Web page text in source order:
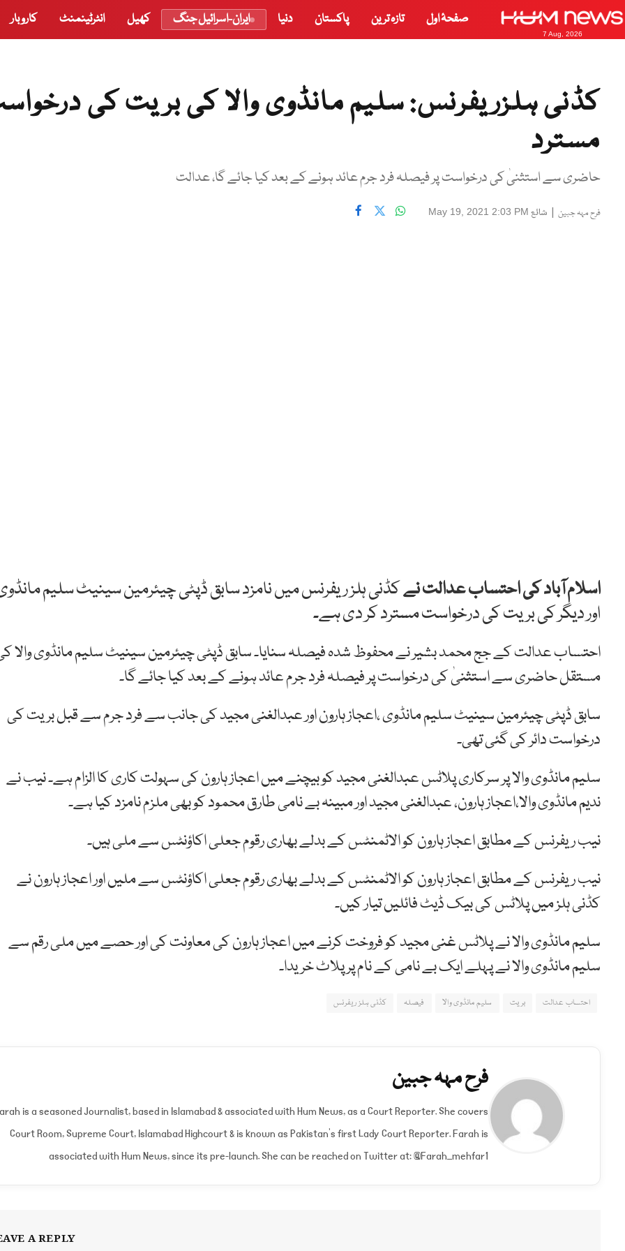
7 Aug, 2026
صفحۂ اول تازہ ترین پاکستان دنیا ایران-اسرائیل جنگ کھیل انٹرٹینمنٹ کاروبار
کڈنی ہلزریفرنس: سلیم مانڈوی والا کی بریت کی
مسترد
حاضری سے استثنیٰ کی درخواست پر فیصلہ فرد جرم عائد ہونے کے بعد کیا جائے گا، عدالت
فرح مہہ جبین | شائع May 19, 2021 2:03 PM
اسلام آباد کی احتساب عدالت نےکڈنی ہلز ریفرنس میں نامزد سابق ڈپٹی چیئرمین سینیٹ سلیم
اور دیگر کی بریت کی درخواست مسترد کر دی ہے۔
احتساب عدالت کے جج محمد بشیر نے محفوظ شدہ فیصلہ سنایا۔ سابق ڈپٹی چیئرمین سینیٹ سلیم مانڈوی والا
مستقل حاضری سے استثنیٰ کی درخواست پر فیصلہ فرد جرم عائد ہونے کے بعد کیا جائے گا۔
سابق ڈپٹی چیئرمین سینیٹ سلیم مانڈوی ،اعجاز ہارون اور عبدالغنی مجید کی جانب سے فرد جرم سے قبل بریت کی
درخواست دائر کی گئی تھی۔
سلیم مانڈوی والا پر سرکاری پلاٹس عبدالغنی مجید کو بیچنے میں اعجاز ہارون کی سہولت کاری کا الزام ہے۔ نیب نے
ندیم مانڈوی والا،اعجاز ہارون، عبدالغنی مجید اور مبینہ بے نامی طارق محمود کو بھی ملزم نامزد کیا ہے۔
نیب ریفرنس کے مطابق اعجاز ہارون کو الاٹمنٹس کے بدلے بھاری رقوم جعلی اکاؤنٹس سے ملی ہیں۔
نیب ریفرنس کے مطابق اعجاز ہارون کو الاٹمنٹس کے بدلے بھاری رقوم جعلی اکاؤنٹس سے ملیں اور اعجاز ہارون نے
کڈنی ہلز میں پلاٹس کی بیک ڈیٹ فائلیں تیار کیں۔
سلیم مانڈوی والا نے پلاٹس غنی مجید کو فروخت کرنے میں اعجاز ہارون کی معاونت کی اور حصے میں ملی رقم سے
سلیم مانڈوی والا نے پہلے ایک بے نامی کے نام پر پلاٹ خریدا۔
احتساب عدالت بریت سلیم مانڈوی والا فیصلہ کڈنی ہلز ریفرنس
فرح مہہ جبین
is a seasoned Journalist, based in Islamabad & associated with Hum News, as a Court Reporter. She covers
Court Room, Supreme Court, Islamabad Highcourt & is known as Pakistan's first Lady Court Reporter. Farah is
associated with Hum News, since its pre-launch. She can be reached on Twitter at: @Farah_mehfar1
A REPLY